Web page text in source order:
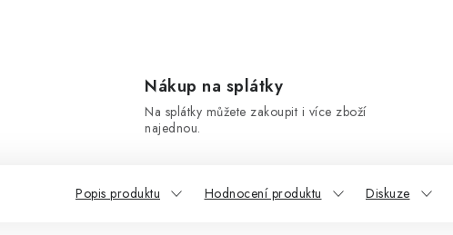
Nákup na splátky
Na splátky můžete zakoupit i více zboží
najednou.
Popis produktu Hodnocení produktu Diskuze